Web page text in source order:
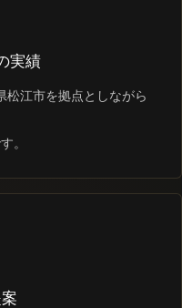
実績
松江市を拠点としながら
。